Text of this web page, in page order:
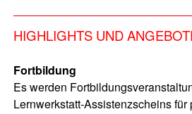
HIGHLIGHTS UND
Fortbildung
Es werden
Lernwerkstatt-Assistenzscheins